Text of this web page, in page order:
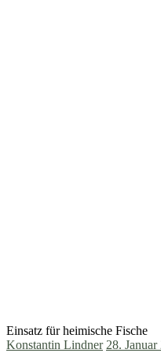
Einsatz für heimische Fische
Konstantin Lindner 28. Januar